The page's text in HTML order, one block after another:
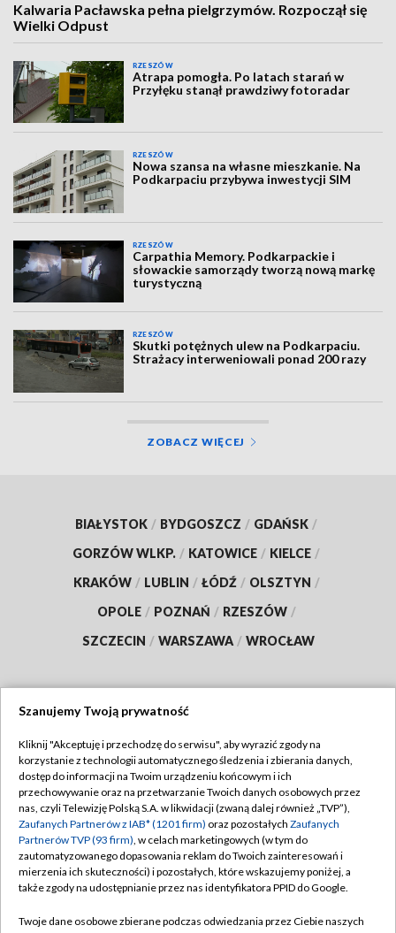
Kalwaria Pacławska pełna pielgrzymów. Rozpoczął się
Wielki Odpust
RZESZÓW
Atrapa pomogła. Po latach starań w
Przyłęku stanął prawdziwy fotoradar
RZESZÓW
Nowa szansa na własne mieszkanie. Na
Podkarpaciu przybywa inwestycji SIM
RZESZÓW
Carpathia Memory. Podkarpackie i
słowackie samorządy tworzą nową markę
turystyczną
RZESZÓW
Skutki potężnych ulew na Podkarpaciu.
Strażacy interweniowali ponad 200 razy
ZOBACZ WIĘCEJ
BIAŁYSTOK / BYDGOSZCZ / GDAŃSK /
GORZÓW WLKP. / KATOWICE / KIELCE /
KRAKÓW / LUBLIN / ŁÓDŹ / OLSZTYN /
OPOLE / POZNAŃ / RZESZÓW /
SZCZECIN / WARSZAWA / WROCŁAW
TVP
Abonament TVP
Emisja w TVP
Centrum informacji TVP
Naziemna Telewizja Cyfrowa
Regulamin TVP
Polityka prywatności
Moje zgody
Pomoc
Szanujemy Twoją prywatność
Kliknij "Akceptuję i przechodzę do serwisu", aby wyrazić zgody na
korzystanie z technologii automatycznego śledzenia i zbierania danych,
dostęp do informacji na Twoim urządzeniu końcowym i ich
przechowywanie oraz na przetwarzanie Twoich danych osobowych przez
nas, czyli Telewizję Polską S.A. w likwidacji (zwaną dalej również „TVP”),
Zaufanych Partnerów z IAB* (1201 firm) oraz pozostałych Zaufanych
Partnerów TVP (93 firm), w celach marketingowych (w tym do
zautomatyzowanego dopasowania reklam do Twoich zainteresowań i
mierzenia ich skuteczności) i pozostałych, które wskazujemy poniżej, a
także zgody na udostępnianie przez nas identyfikatora PPID do Google.
Twoje dane osobowe zbierane podczas odwiedzania przez Ciebie naszych